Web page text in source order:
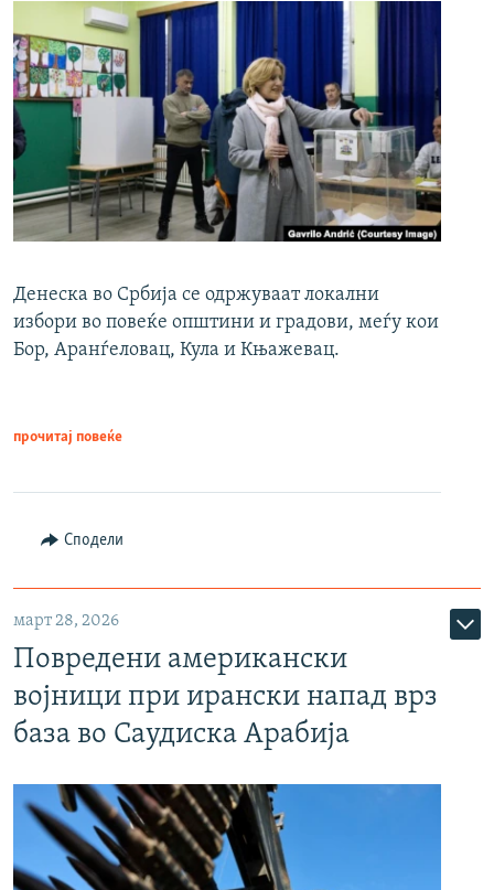
Денеска во Србија се одржуваат локални
избори во повеќе општини и градови, меѓу кои
Бор, Аранѓеловац, Кула и Књажевац.
прочитај повеќе
Сподели
март 28, 2026
Повредени американски
војници при ирански напад врз
база во Саудиска Арабија